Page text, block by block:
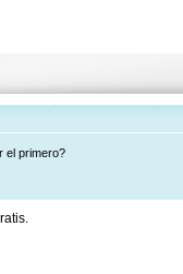
el primero?